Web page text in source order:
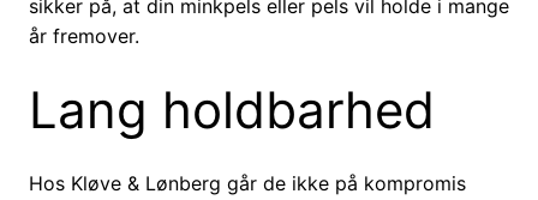
sikker på, at din minkpels eller pels vil holde i mange
år fremover.
Lang holdbarhed
Hos Kløve & Lønberg går de ikke på kompromis